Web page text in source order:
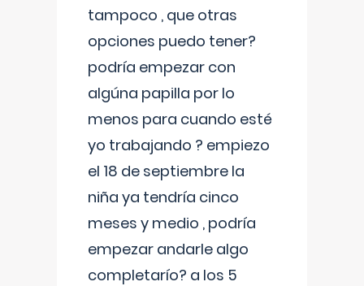
tampoco , que otras
opciones puedo tener?
podría empezar con
algúna papilla por lo
menos para cuando esté
yo trabajando ? empiezo
el 18 de septiembre la
niña ya tendría cinco
meses y medio , podría
empezar andarle algo
completarío? a los 5